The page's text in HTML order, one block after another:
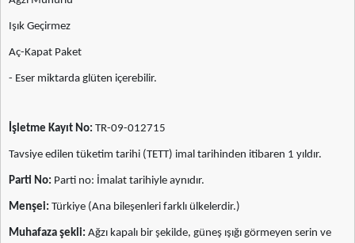
Işık Geçirmez
Aç-Kapat Paket
- Eser miktarda glüten içerebilir.
İşletme Kayıt No: TR-09-012715
Tavsiye edilen tüketim tarihi (TETT) imal tarihinden itibaren 1 yıldır.
Parti No: Parti no: İmalat tarihiyle aynıdır.
Menşei: Türkiye (Ana bileşenleri farklı ülkelerdir.)
Muhafaza şekli: Ağzı kapalı bir şekilde, güneş ışığı görmeyen serin ve